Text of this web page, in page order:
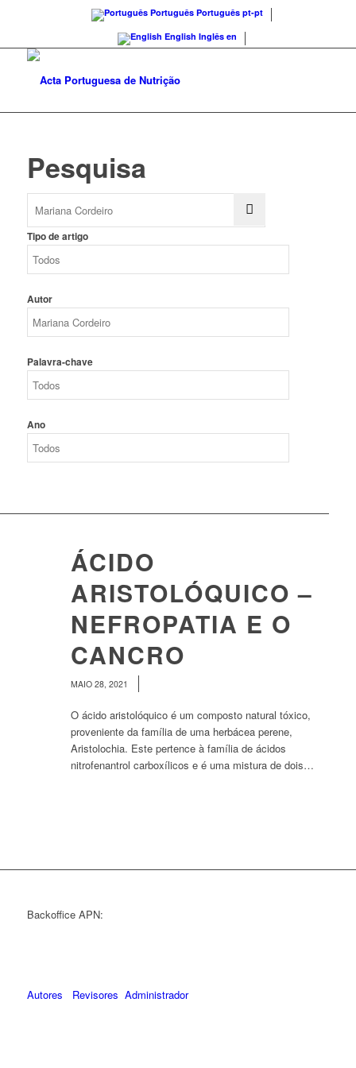
Português Português pt-pt
English Inglês en
Pesquisa
Tipo de artigo
Autor
Palavra-chave
Ano
ÁCIDO
ARISTOLÓQUICO –
NEFROPATIA E O
CANCRO
MAIO 28, 2021
O ácido aristolóquico é um composto natural tóxico,
proveniente da família de uma herbácea perene,
Aristolochia. Este pertence à família de ácidos
nitrofenantrol carboxílicos e é uma mistura de dois…
Backoffice APN:
Autores Revisores Administrador